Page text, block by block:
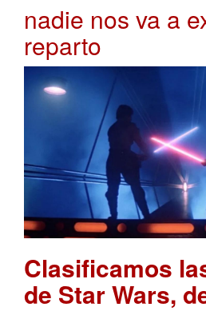
nadie nos va a
reparto
Clasificamos
de Star Wars,